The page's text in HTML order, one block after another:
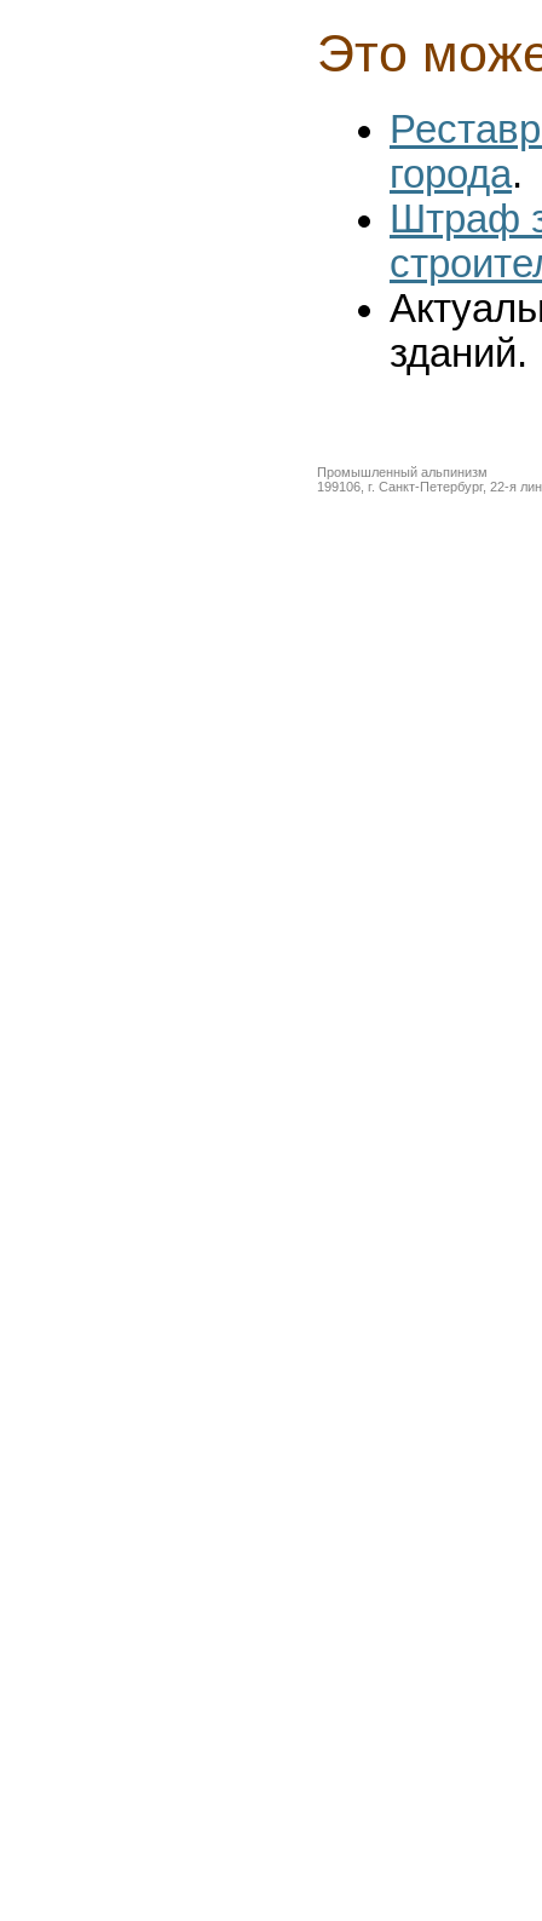
Это
города.
Штраф
зданий.
Промышленный альпинизм
199106, г. Санкт-Петербург, 22-я